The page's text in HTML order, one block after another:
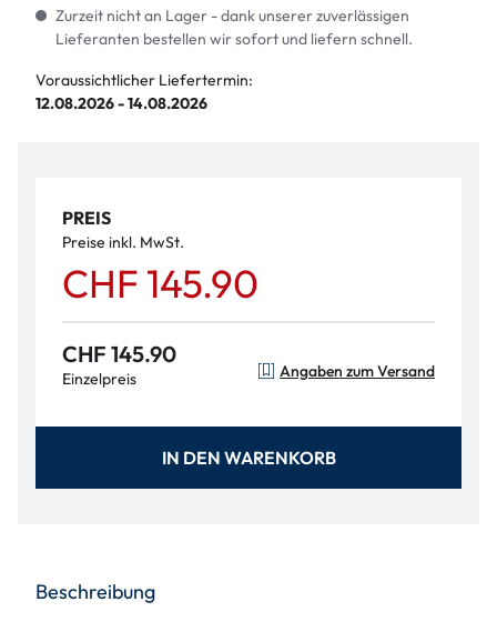
Zurzeit nicht an Lager - dank unserer zuverlässigen
Lieferanten bestellen wir sofort und liefern schnell.
Voraussichtlicher Liefertermin:
12.08.2026 - 14.08.2026
PREIS
Preise inkl. MwSt.
CHF 145.90
CHF 145.90
Einzelpreis Angaben zum Versand
IN DEN WARENKORB
Beschreibung